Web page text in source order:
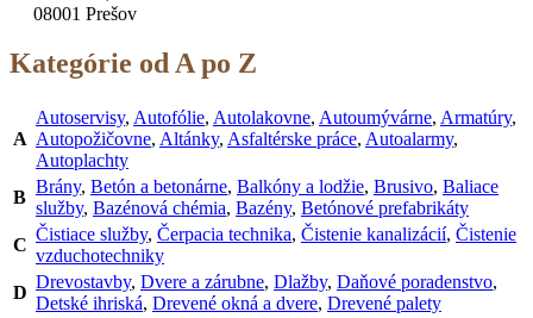
08001 Prešov
Kategórie od A po Z
A
Autoservisy, Autofólie, Autolakovne, Autoumývárne, Armatúry,
Autopožičovne, Altánky, Asfaltérske práce, Autoalarmy,
Autoplachty
B
Brány, Betón a betonárne, Balkóny a lodžie, Brusivo, Baliace
služby, Bazénová chémia, Bazény, Betónové prefabrikáty
C
Čistiace služby, Čerpacia technika, Čistenie kanalizácií, Čistenie
vzduchotechniky
D
Drevostavby, Dvere a zárubne, Dlažby, Daňové poradenstvo,
Detské ihriská, Drevené okná a dvere, Drevené palety